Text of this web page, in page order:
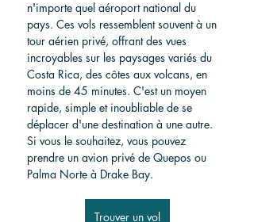
n'importe quel aéroport national du
pays. Ces vols ressemblent souvent à un
tour aérien privé, offrant des vues
incroyables sur les paysages variés du
Costa Rica, des côtes aux volcans, en
moins de 45 minutes. C'est un moyen
rapide, simple et inoubliable de se
déplacer d'une destination à une autre.
Si vous le souhaitez, vous pouvez
prendre un avion privé de Quepos ou
Palma Norte à Drake Bay.
Trouver un vol